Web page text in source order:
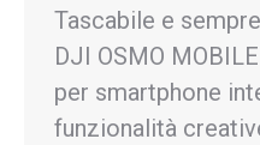
Tascabile e
DJI OSMO
per smartphone
funzionalità